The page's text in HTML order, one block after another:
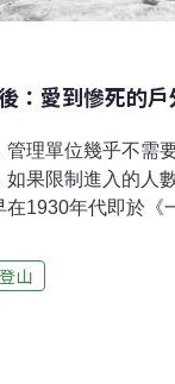
：愛到慘死的
理單位幾乎不需
果限制進入的人
1930年代即於《
的需要，但真正
大行其道之時，才
登山